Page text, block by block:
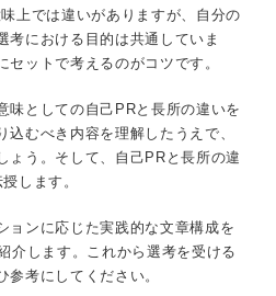
パクトにまとめる
例文：関連した特性をアピールす
己PR）×優しい（長所）
己PR）×几帳面（長所）
上では違いがありますが、自分の
考における目的は共通していま
ットで考えるのがコツです。
味としての自己PRと長所の違いを
むべき内容を理解したうえで、
ょう。そして、自己PRと長所の違
します。
ョンに応じた実践的な文章構成を
介します。これから選考を受ける
考にしてください。
思わせるのがゴール
ために自己PRと長所はセットで
ポイントを決めるうえで外せな